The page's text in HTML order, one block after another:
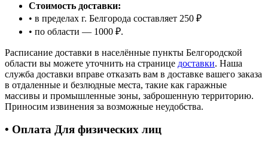
Стоимость доставки:
• в пределах г. Белгорода составляет 250 ₽
• по области — 1000 ₽.
Расписание доставки в населённые пункты Белгородской
области вы можете уточнить на странице доставки. Наша
служба доставки вправе отказать вам в доставке вашего заказа
в отдаленные и безлюдные места, такие как гаражные
массивы и промышленные зоны, заброшенную территорию.
Приносим извинения за возможные неудобства.
• Оплата Для физических лиц